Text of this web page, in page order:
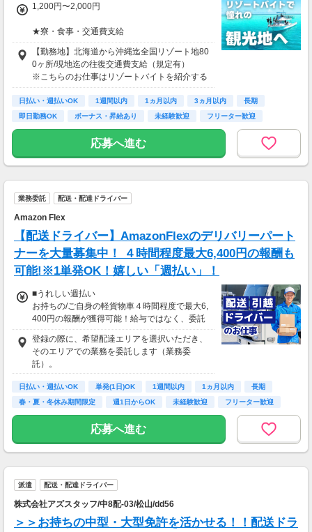
1,200円〜2,000円
★寮・食事・交通費支給
住み込みのお仕事のため、以下の補助がありま
す。
・寮費・光熱費無料（個室あり）
・食事無料
・往復交通費支給（上限あり）
※勤務地による
生活費がかからないので、働いた分のほとんど
を貯金にまわすことができます！
▼月収例
25万5,300円
＝(時給1,200円×8h＋残業1h)×23日
▼貯金の目安
＜リゾートバイト＞
住まい ：無料
水道光熱費：無料
食費 ：無料
スマホ ：0.5万円
そのほか ：1.5万円
社会保険 ：3万円
-----------------------
支出合計 ：5万円
→毎月20万円程度の貯金が目指せます！
短期でお金を貯めたい方にはピッタリ！
【勤務地】北海道から沖縄迄全国リゾート地80
0ヶ所/現地迄の往復交通費支給（規定有）
※こちらのお仕事はリゾートバイトを紹介する
募集となっており実際に募集がある勤務地と異
なる場合がございます。
カウンセリングでご希望条件をお伺いし、全国
★お仕事開始までの流れ★
日払い・週払いOK 1週間以内 1ヵ月以内 3ヵ月以内
長期
即日勤務OK
ボーナス・昇給あり 未経験歓迎 フリーター歓迎
応募へ進む
業務委託 配送・配達ドライバー
Amazon Flex
【配送ドライバー】AmazonFlexのデリバリーパート
ナーを大量募集中！ ４時間程度最大6,400円の報酬も
可能!※1単発OK！嬉しい「週払い」！
■うれしい週払い
お持ちの/ご自身の軽貨物車４時間程度で最大6,
400円の報酬が獲得可能！給与ではなく、委託
業務に応じた報酬をお支払いする業務委託のお
仕事です。うれしい週払い。
※四国エリアで4-6月に稼働した場合を想定。
地域により異なります。
※報酬は規約にしたがい配達完了の15日後に支
で前週稼働分をお支払いします。
登録の際に、希望配達エリアを選択いただき、
そのエリアでの業務を委託します（業務委
登録の際に、希望配達エリアを選択いただき、
そのエリアでの業務を委託します（業務委
託）。
日払い・週払いOK 単発(1日)OK 1週間以内 1ヵ月以内
長期
春・夏・冬休み期間限定
週1日からOK 未経験歓迎 フリーター歓迎
応募へ進む
派遣 配送・配達ドライバー
株式会社アズスタッフ/中8配-03/松山/dd56
＞＞お持ちの中型・大型免許を活かせる！！配送ドラ